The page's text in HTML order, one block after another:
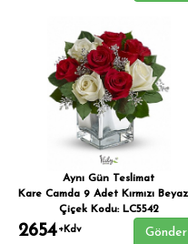
Aynı Gün Teslimat
Çiçek Kodu: LC5542
2654+Kdv Gönder